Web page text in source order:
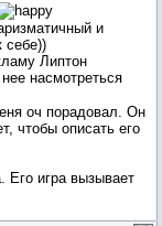
и
себе))
Липтон
насмотреться
оч порадовал. Он
чтобы описать его
Его игра вызывает